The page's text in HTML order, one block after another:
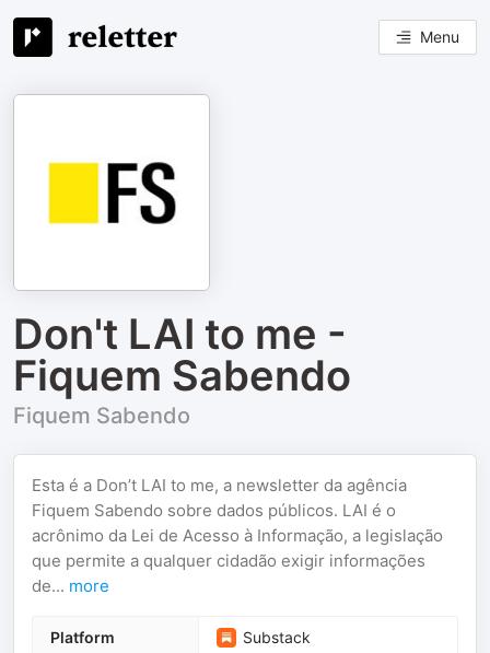
Menu
Don't LAI to me -
Fiquem Sabendo
Fiquem Sabendo
Esta é a Don’t LAI to me, a newsletter da agência
Fiquem Sabendo sobre dados públicos. LAI é o
acrônimo da Lei de Acesso à Informação, a legislação
que permite a qualquer cidadão exigir informações
de... more
Platform Substack